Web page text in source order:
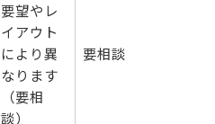
要望やレ
イアウト
により異
なります
（要相
談）
要相談